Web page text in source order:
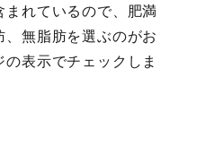
れているので、肥満
無脂肪を選ぶのがお
表示でチェックしま